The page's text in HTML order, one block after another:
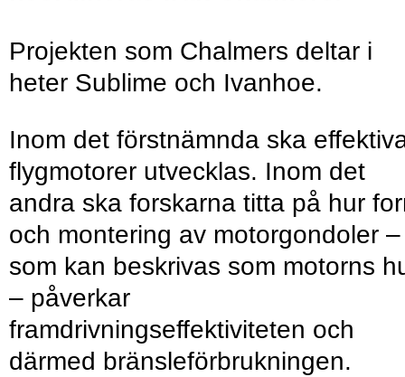
Projekten som Chalmers deltar i
heter Sublime och Ivanhoe.
Inom det förstnämnda ska
flygmotorer utvecklas. Inom det
andra ska forskarna titta på hur
och montering av motorgondoler –
som kan beskrivas som motorns
– påverkar
framdrivningseffektiviteten och
därmed bränsleförbrukningen.